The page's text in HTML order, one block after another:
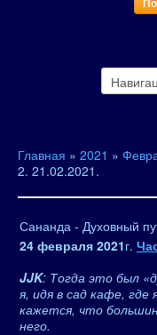
Главная » 2021 »
2. 21.02.2021.
Сананда - Духовный
24 февраля 2021г.
JJK: Тогда это был
я, идя в сад кафе,
кажется, что
него.